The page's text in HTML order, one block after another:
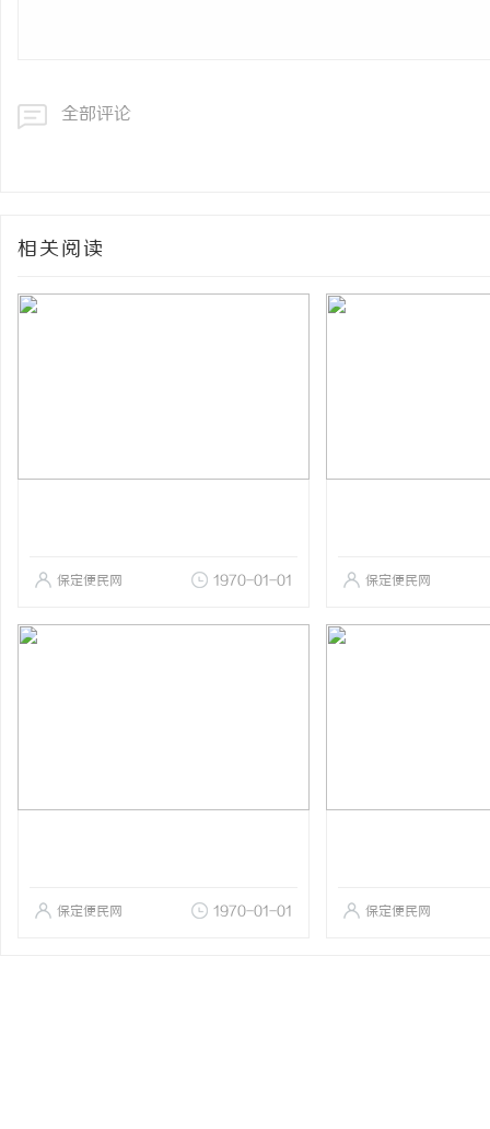
全部评论
相关阅读
保定便民网 1970-01-01 保定便民网
保定便民网 1970-01-01 保定便民网